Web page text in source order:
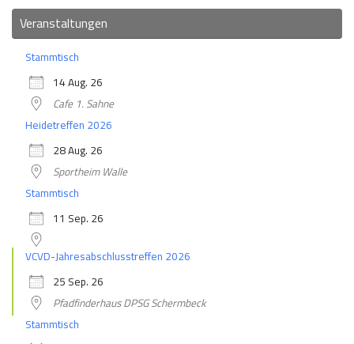
Veranstaltungen
Stammtisch
14 Aug. 26
Cafe 1. Sahne
Heidetreffen 2026
28 Aug. 26
Sportheim Walle
Stammtisch
11 Sep. 26
VCVD-Jahresabschlusstreffen 2026
25 Sep. 26
Pfadfinderhaus DPSG Schermbeck
Stammtisch